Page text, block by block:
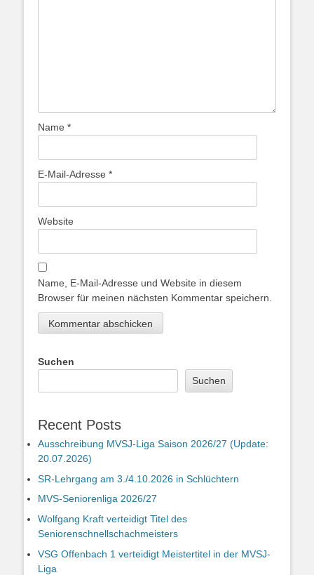
Name *
E-Mail-Adresse *
Website
Name, E-Mail-Adresse und Website in diesem
Browser für meinen nächsten Kommentar speichern.
Suchen
Suchen
Recent Posts
Ausschreibung MVSJ-Liga Saison 2026/27 (Update:
20.07.2026)
SR-Lehrgang am 3./4.10.2026 in Schlüchtern
MVS-Seniorenliga 2026/27
Wolfgang Kraft verteidigt Titel des
Seniorenschnellschachmeisters
VSG Offenbach 1 verteidigt Meistertitel in der MVSJ-
Liga